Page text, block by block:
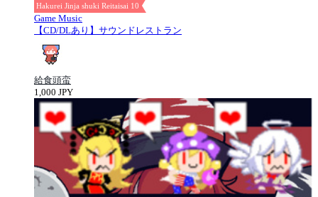
Hakurei Jinja shuki Reitaisai 10
Game Music
【CD/DLあり】サウンドレストラン
給食頭蛮
1,000 JPY